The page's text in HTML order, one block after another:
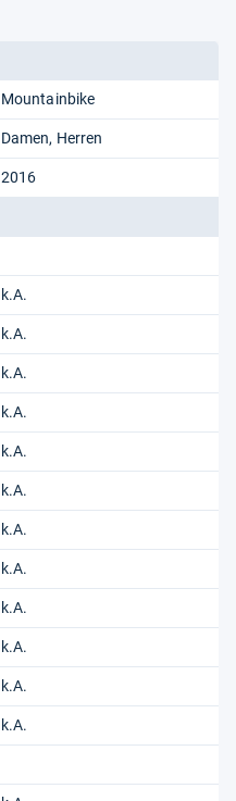
Mountainbike
Damen Herren
2016
k.A.
k.A.
k.A.
k.A.
k.A.
k.A.
k.A.
k.A.
k.A.
k.A.
k.A.
k.A.